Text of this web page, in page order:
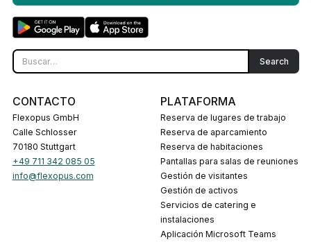
CONTACTO
Flexopus GmbH
Calle Schlosser
70180 Stuttgart
+49 711 342 085 05
info@flexopus.com
PLATAFORMA
Reserva de lugares de trabajo
Reserva de aparcamiento
Reserva de habitaciones
Pantallas para salas de reuniones
Gestión de visitantes
Gestión de activos
Servicios de catering e
instalaciones
Aplicación Microsoft Teams